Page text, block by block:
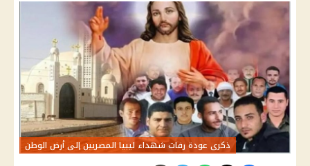
ذكرى عودة رفات شهداء ليبيا المصريين إلى أرض الوطن